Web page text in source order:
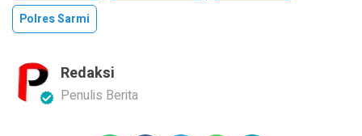
Polres Sarmi
Redaksi
Penulis Berita